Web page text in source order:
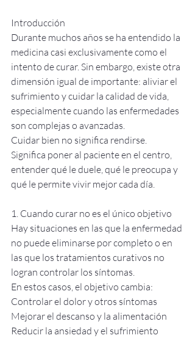
Introducción
Durante muchos años se ha entendido la
medicina casi exclusivamente como el
intento de curar. Sin embargo, existe otra
dimensión igual de importante: aliviar el
sufrimiento y cuidar la calidad de vida,
especialmente cuando las enfermedades
son complejas o avanzadas.
Cuidar bien no significa rendirse.
Significa poner al paciente en el centro,
entender qué le duele, qué le preocupa y
qué le permite vivir mejor cada día.
1. Cuando curar no es el único objetivo
Hay situaciones en las que la enfermedad
no puede eliminarse por completo o en
las que los tratamientos curativos no
logran controlar los síntomas.
En estos casos, el objetivo cambia:
Controlar el dolor y otros síntomas
Mejorar el descanso y la alimentación
Reducir la ansiedad y el sufrimiento